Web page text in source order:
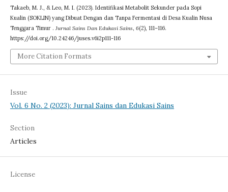
Takaeb, M. J., & Leo, M. I. (2023). Identifikasi Metabolit Sekunder pada Sopi
Kualin (SOKLIN) yang Dibuat Dengan dan Tanpa Fermentasi di Desa Kualin Nusa
Tenggara Timur . Jurnal Sains Dan Edukasi Sains, 6(2), 111–116.
https://doi.org/10.24246/juses.v6i2p111-116
More Citation Formats
Issue
Vol. 6 No. 2 (2023): Jurnal Sains dan Edukasi Sains
Section
Articles
License